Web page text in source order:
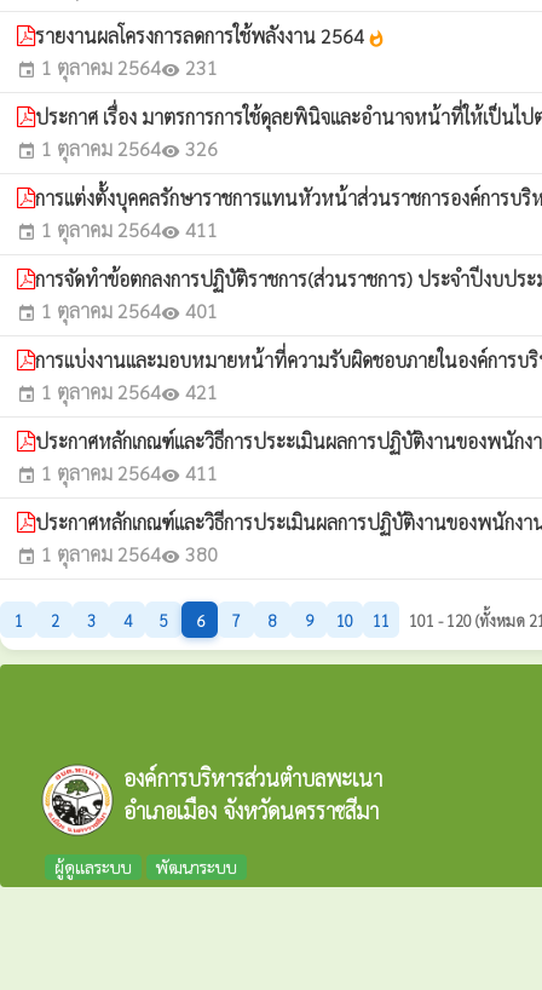
รายงานผลโครงการลดการใช้พลังงาน 2564 whatshot
event 1 ตุลาคม 2564visibility 231
ประกาศ เรื่อง มาตรการการใช้ดุลยพินิจและอำนาจหน้าที่ให้เป็น
event 1 ตุลาคม 2564visibility 326
การแต่งตั้งบุคคลรักษาราชการแทนหัวหน้าส่วนราชการองค์การ
event 1 ตุลาคม 2564visibility 411
การจัดทำข้อตกลงการปฏิบัติราชการ(ส่วนราชการ) ประจำปีงบป
event 1 ตุลาคม 2564visibility 401
การแบ่งงานและมอบหมายหน้าที่ความรับผิดชอบภายในองค์การ
event 1 ตุลาคม 2564visibility 421
ประกาศหลักเกณฑ์และวิธีการประะเมินผลการปฏิบัติงานของพนั
event 1 ตุลาคม 2564visibility 411
ประกาศหลักเกณฑ์และวิธีการประเมินผลการปฏิบัติงานของพนักง
event 1 ตุลาคม 2564visibility 380
1 2 3 4 5 6 7 8 9 10 11 101 - 120 (ทั้งหมด
องค์การบริหารส่วนตำบลพะเนา
อำเภอเมือง จังหวัดนครราชสีมา
ผู้ดูแลระบบ พัฒนาระบบ